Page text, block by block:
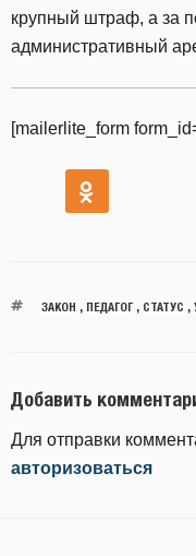
крупный штраф, а за
административный
[mailerlite_form
ЗАКОН , ПЕДАГОГ, СТАТУС ,
Добавить
Для отправки
авторизоваться